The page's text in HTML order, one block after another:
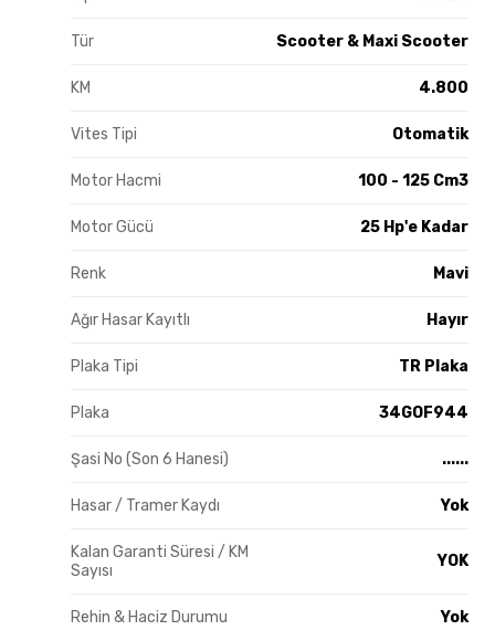
Tür Scooter & Maxi Scooter
KM 4.800
Vites Tipi Otomatik
Motor Hacmi 100 - 125 Cm3
Motor Gücü 25 Hp'e Kadar
Renk Mavi
Ağır Hasar Kayıtlı Hayır
Plaka Tipi TR Plaka
Plaka 34GOF944
Şasi No (Son 6 Hanesi) ......
Hasar / Tramer Kaydı Yok
Kalan Garanti Süresi / KM
Sayısı
YOK
Rehin & Haciz Durumu Yok